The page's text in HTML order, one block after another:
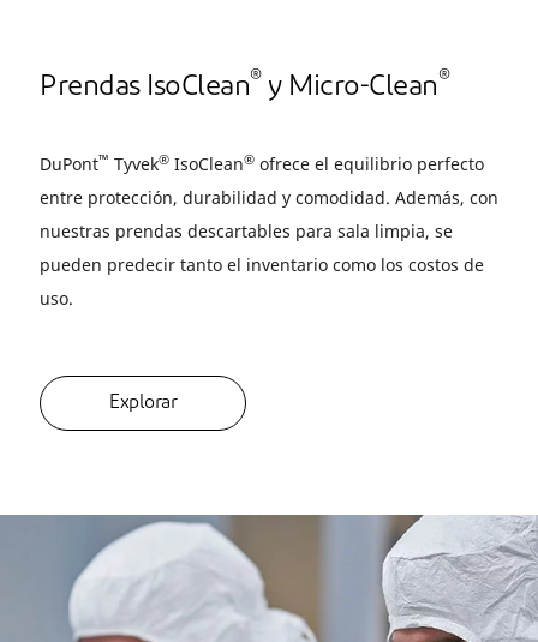
Prendas IsoClean® y Micro-Clean®
DuPont™ Tyvek® IsoClean® ofrece el equilibrio perfecto
entre protección, durabilidad y comodidad. Además, con
nuestras prendas descartables para sala limpia, se
pueden predecir tanto el inventario como los costos de
uso.
Explorar